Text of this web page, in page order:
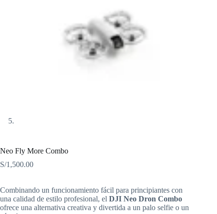
Neo Fly More Combo
S/1,500.00
Combinando un funcionamiento fácil para principiantes con
una calidad de estilo profesional, el DJI Neo Dron Combo
ofrece una alternativa creativa y divertida a un palo selfie o un